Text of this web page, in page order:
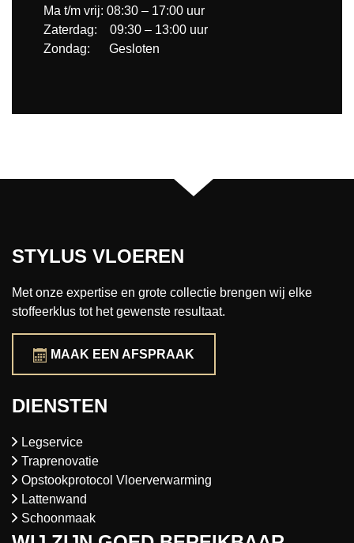
Ma t/m vrij: 08:30 – 17:00 uur
Zaterdag: 09:30 – 13:00 uur
Zondag: Gesloten
STYLUS VLOEREN
Met onze expertise en grote collectie brengen wij elke
stoffeerklus tot het gewenste resultaat.
MAAK EEN AFSPRAAK
DIENSTEN
Legservice
Traprenovatie
Opstookprotocol Vloerverwarming
Lattenwand
Schoonmaak